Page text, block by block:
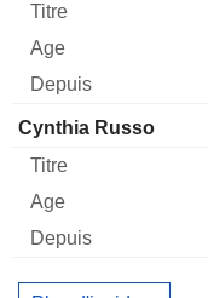
Cynthia Russo